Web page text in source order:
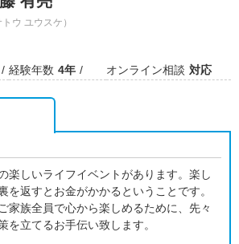
トウ ユウスケ）
経験年数 4年 オンライン相談 対応
楽しいライフイベントがあります。楽し
を返すとお金がかかるということです。
家族全員で心から楽しめるために、先々
を立てるお手伝い致します。